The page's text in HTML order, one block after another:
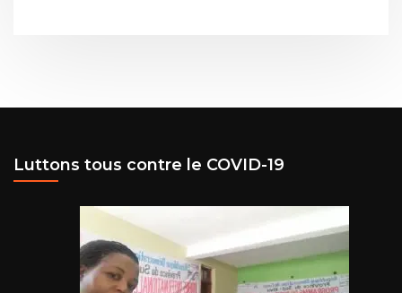
Luttons tous contre le COVID-19